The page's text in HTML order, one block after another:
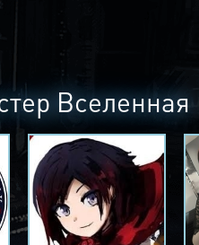
Вселенная